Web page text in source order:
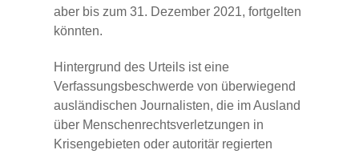
aber bis zum 31. Dezember 2021, fortgelten
könnten.
Hintergrund des Urteils ist eine
Verfassungsbeschwerde von überwiegend
ausländischen Journalisten, die im Ausland
über Menschenrechtsverletzungen in
Krisengebieten oder autoritär regierten